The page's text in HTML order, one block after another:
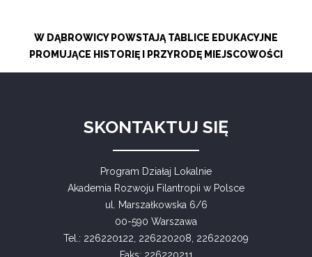
W DĄBROWICY POWSTAJĄ TABLICE EDUKACYJNE
PROMUJĄCE HISTORIĘ I PRZYRODĘ MIEJSCOWOŚCI
SKONTAKTUJ SIĘ
Program Działaj Lokalnie
Akademia Rozwoju Filantropii w Polsce
ul. Marszałkowska 6/6
00-590 Warszawa
Tel.: 226220122, 226220208, 226220209
Faks: 226220211